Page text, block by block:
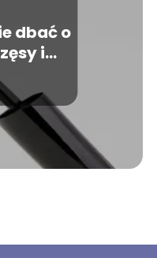
dbać o
i
piękno